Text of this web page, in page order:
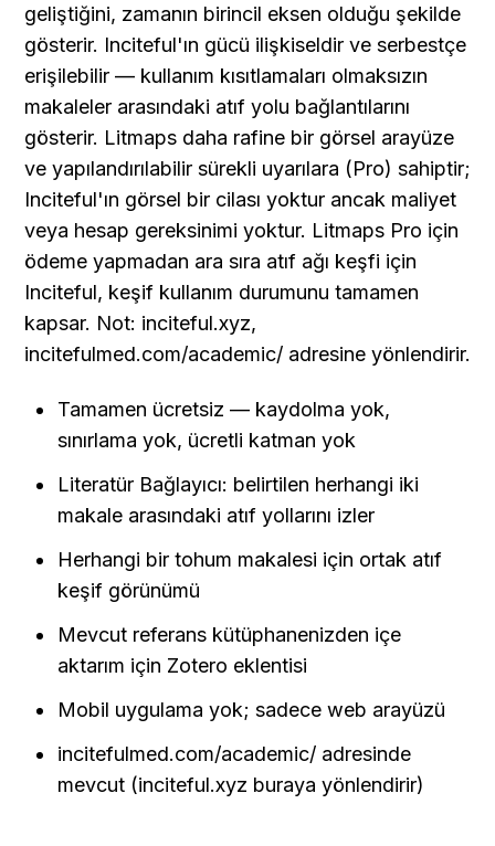
geliştiğini, zamanın birincil eksen olduğu şekilde
gösterir. Inciteful'ın gücü ilişkiseldir ve serbestçe
erişilebilir — kullanım kısıtlamaları olmaksızın
makaleler arasındaki atıf yolu bağlantılarını
gösterir. Litmaps daha rafine bir görsel arayüze
ve yapılandırılabilir sürekli uyarılara (Pro) sahiptir;
Inciteful'ın görsel bir cilası yoktur ancak maliyet
veya hesap gereksinimi yoktur. Litmaps Pro için
ödeme yapmadan ara sıra atıf ağı keşfi için
Inciteful, keşif kullanım durumunu tamamen
kapsar. Not: inciteful.xyz,
incitefulmed.com/academic/ adresine yönlendirir.
Tamamen ücretsiz — kaydolma yok,
sınırlama yok, ücretli katman yok
Literatür Bağlayıcı: belirtilen herhangi iki
makale arasındaki atıf yollarını izler
Herhangi bir tohum makalesi için ortak atıf
keşif görünümü
Mevcut referans kütüphanenizden içe
aktarım için Zotero eklentisi
Mobil uygulama yok; sadece web arayüzü
incitefulmed.com/academic/ adresinde
mevcut (inciteful.xyz buraya yönlendirir)